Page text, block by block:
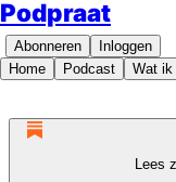
Podpraat
Abonneren
Inloggen
Home
Podcast Wat ik
Lees